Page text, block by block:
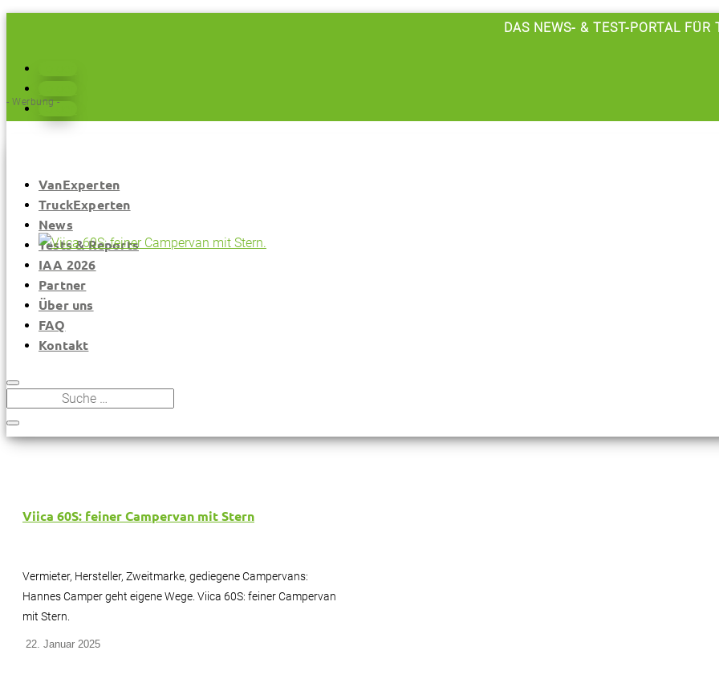
DAS NEWS- & TEST-PORTAL FÜR
Folgen
VanExperten
TruckExperten
News
Tests & Reports
IAA 2026
Partner
Über uns
FAQ
Kontakt
- Werbung -
Viica 60S: feiner Campervan mit Stern
Vermieter, Hersteller, Zweitmarke, gediegene Campervans:
Hannes Camper geht eigene Wege. Viica 60S: feiner Campervan
mit Stern.
22. Januar 2025